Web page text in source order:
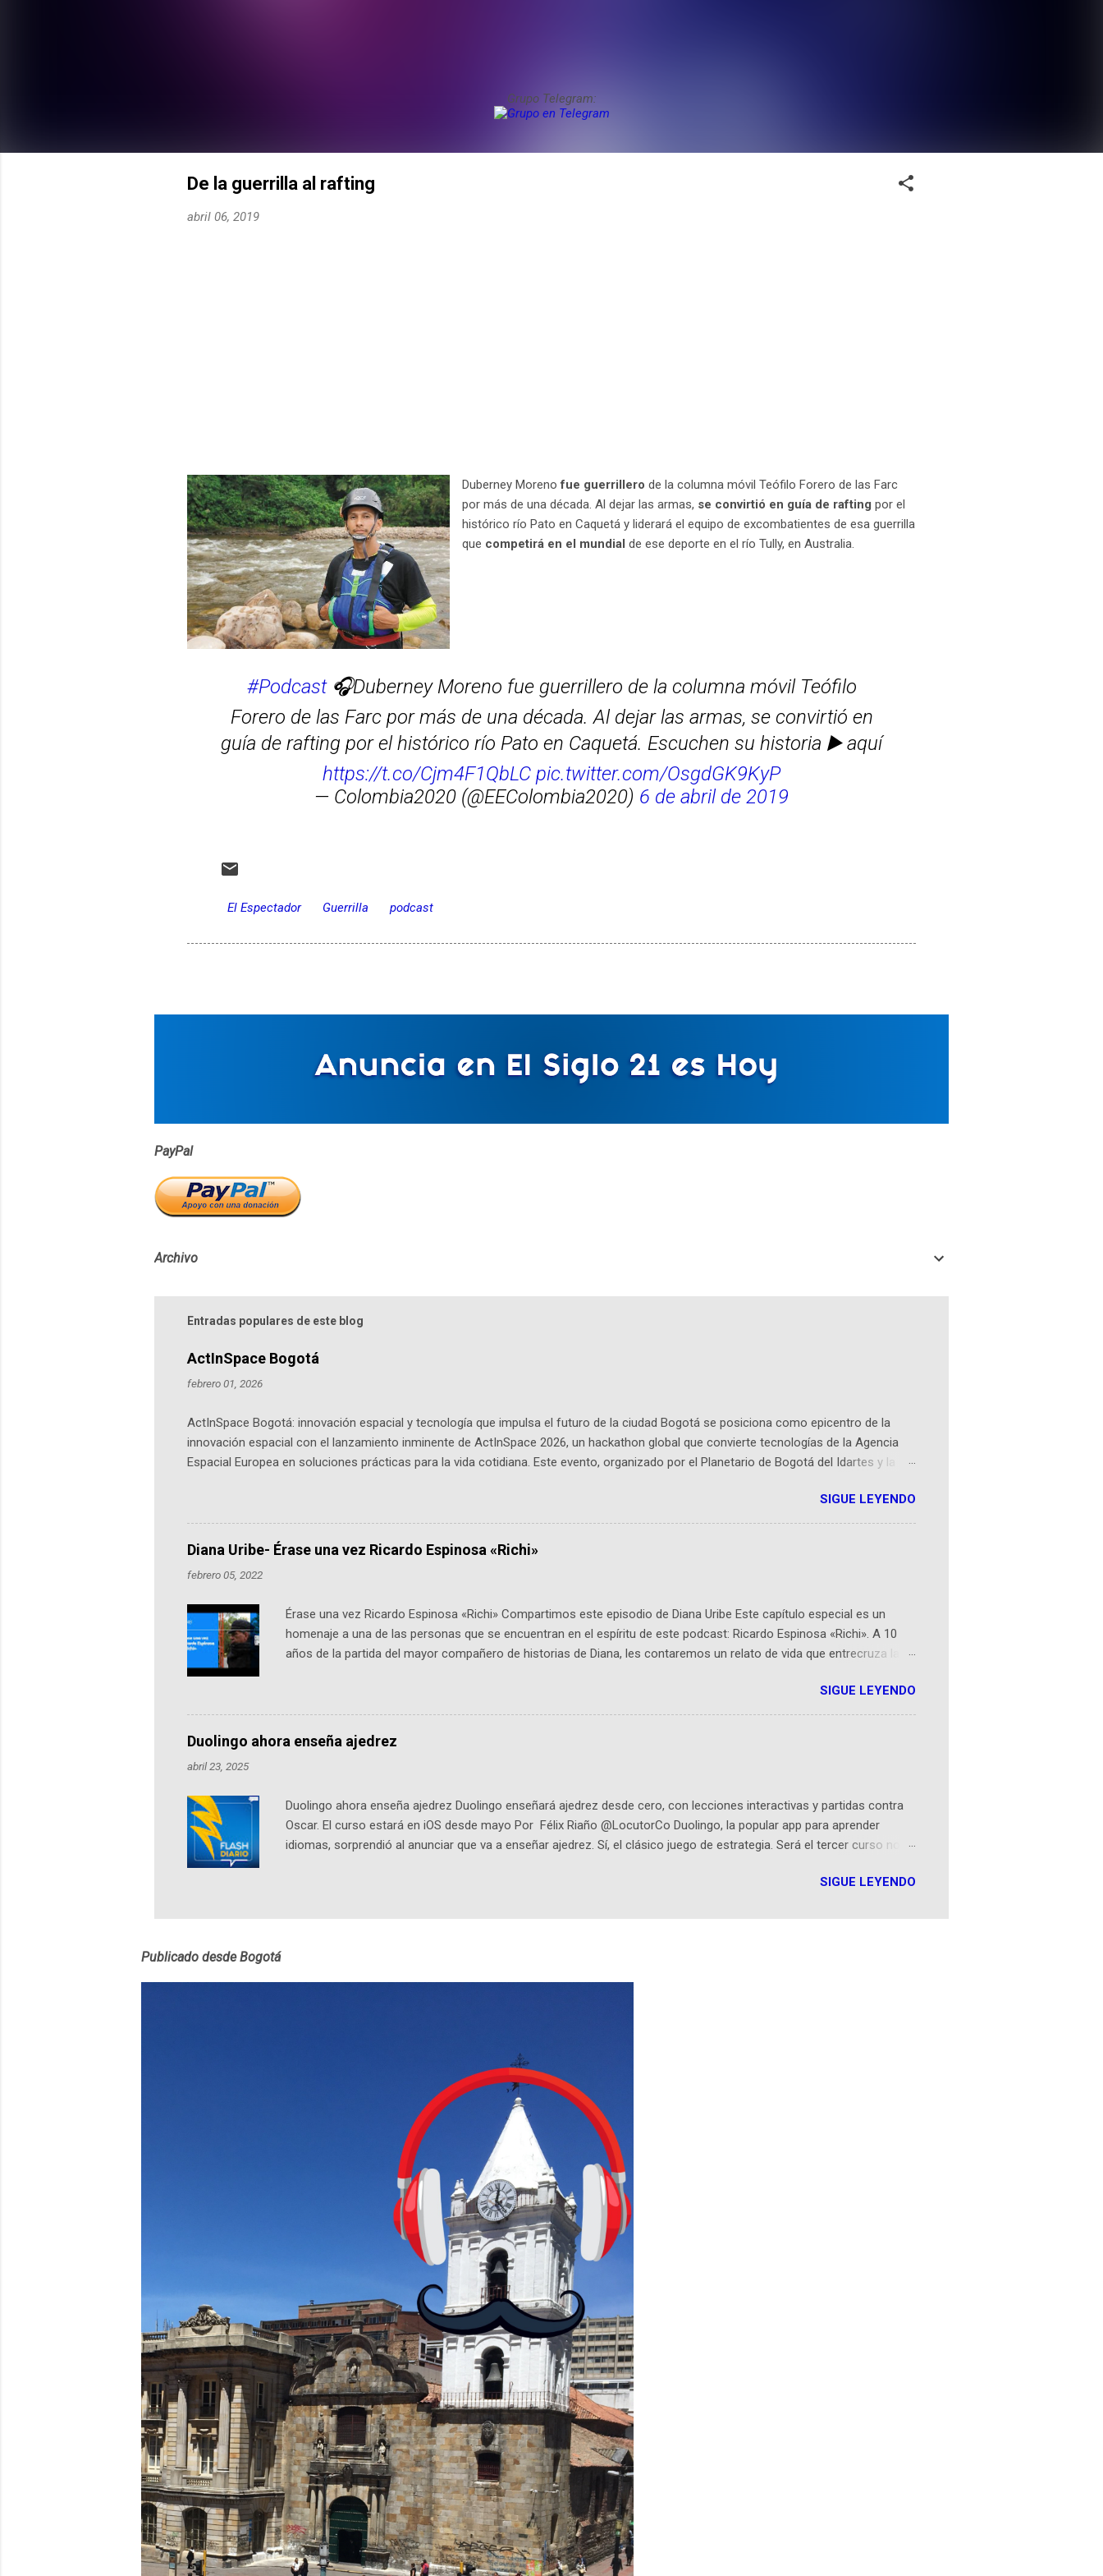
Grupo Telegram:
De la guerrilla al rafting
abril 06, 2019
Duberney Morenofue guerrillero de la columna móvil Teófilo Forero de las Farc
por más de una década. Al dejar las armas, se convirtió en guía de rafting por el
histórico río Pato en Caquetá y liderará el equipo de excombatientes de esa guerrilla
que competirá en el mundial de ese deporte en el río Tully, en Australia.
#Podcast🎧Duberney Moreno fue guerrillero de la columna móvil Teófilo
Forero de las Farc por más de una década. Al dejar las armas, se convirtió en
guía de rafting por el histórico río Pato en Caquetá. Escuchen su historia ▶️ aquí
https://t.co/Cjm4F1QbLC pic.twitter.com/OsgdGK9KyP
— Colombia2020 (@EEColombia2020) 6 de abril de 2019
El Espectador Guerrilla podcast
PayPal
Archivo
Entradas populares de este blog
ActInSpace Bogotá
febrero 01, 2026
ActInSpace Bogotá: innovación espacial y tecnología que impulsa el futuro de la ciudad Bogotá se posiciona como epicentro de la
innovación espacial con el lanzamiento inminente de ActInSpace 2026, un hackathon global que convierte tecnologías de la Agencia
Espacial Europea en soluciones prácticas para la vida cotidiana. Este evento, organizado por el Planetario de Bogotá del Idartes y la
emprendedores y estudiantes. Qué es ActInSpace y por qué importa en Bogotá ActInSpace es una competencia mundial que opera en
más de 60 ciudades, donde participantes tienen 24 horas para idear startups basadas en tecnologías espaciales como satélites y
datos orbitales. En Bogotá, arranca con un evento gratuito el 30 de enero a las 10:00 a. m. en el Planetario (calle 26B #5-93), in...
SIGUE LEYENDO
Diana Uribe- Érase una vez Ricardo Espinosa «Richi»
febrero 05, 2022
Érase una vez Ricardo Espinosa «Richi» Compartimos este episodio de Diana Uribe Este capítulo especial es un
homenaje a una de las personas que se encuentran en el espíritu de este podcast: Ricardo Espinosa «Richi». A 10
años de la partida del mayor compañero de historias de Diana, les contaremos un relato de vida que entrecruza la
podcast, de dónde viene "la fuerza poderosa", del relato viviente que encarna una joven librera de Barichara y de
nuestro protagonista: un personaje de gabán y sombrero que parecía sacado directamente de una novela de espías
Notas del episodio: -La colección Ricardo Espinosa: los cómics, las novelas y los libros reunidos por Richi hoy se
pueden consultar en la Biblioteca Luis Ángel Arango ¡Síguenos en nuestras Redes Sociales! Facebook:
SIGUE LEYENDO
Duolingo ahora enseña ajedrez
abril 23, 2025
Duolingo ahora enseña ajedrez Duolingo enseñará ajedrez desde cero, con lecciones interactivas y partidas contra
Oscar. El curso estará en iOS desde mayo Por Félix Riaño @LocutorCo Duolingo, la popular app para aprender
idiomas, sorprendió al anunciar que va a enseñar ajedrez. Sí, el clásico juego de estrategia. Será el tercer curso no
estará disponible primero en inglés. Los usuarios aprenderán desde lo más básico, como mover un alfil, hasta jugar
personajes simpáticos y ayudas visuales. ¿Será posible que una app que antes nos enseñó francés, ahora nos
SIGUE LEYENDO
Publicado desde Bogotá